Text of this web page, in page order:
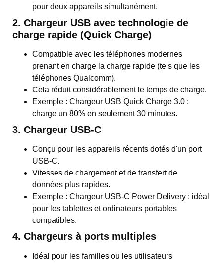
pour deux appareils simultanément.
2. Chargeur USB avec technologie de
charge rapide (Quick Charge)
Compatible avec les téléphones modernes
prenant en charge la charge rapide (tels que les
téléphones Qualcomm).
Cela réduit considérablement le temps de charge.
Exemple : Chargeur USB Quick Charge 3.0 :
charge un 80% en seulement 30 minutes.
3. Chargeur USB-C
Conçu pour les appareils récents dotés d'un port
USB-C.
Vitesses de chargement et de transfert de
données plus rapides.
Exemple : Chargeur USB-C Power Delivery : idéal
pour les tablettes et ordinateurs portables
compatibles.
4. Chargeurs à ports multiples
Idéal pour les familles ou les utilisateurs